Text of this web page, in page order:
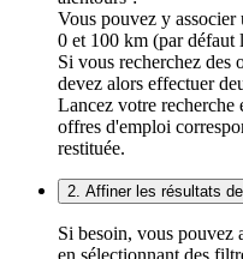
Vous pouvez y
0 et 100 km (par défaut
Si vous recherchez des
devez alors effectuer
Lancez votre recherche
offres d'emploi
restituée.
2. Affiner les résultats
Si besoin, vous pouvez
en sélectionnant des